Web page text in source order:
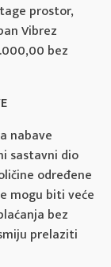
prostor,
Vibrez
bez
nabave
sastavni dio
određene
mogu biti veće
bez
prelaziti